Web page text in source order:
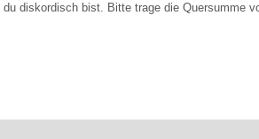
diskordisch bist. Bitte trage die Quersumme